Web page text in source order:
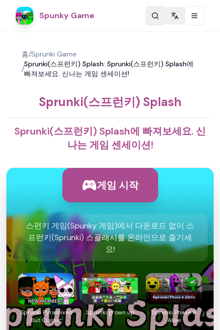
Spunky Game Change
홈/Sprunki Game
/
Sprunki(스프런키) Splash: Sprunki(스프런키) Splash에
빠져보세요. 신나는 게임 센세이션!
Sprunki(스프런키) Splash
Sprunki(스프런키) Splash에 빠져보세요. 신
나는 게임 센세이션!
게임 시작
스펀키 게임(Spunky 게임)에서 다운로드 없이 스
프런키(Sprunki) 스플래시를 온라인으로 즐기세
요!
Sprunki Pyramixed
But Classic
Sprunki grown up
Sprunki Phase 6
Alive